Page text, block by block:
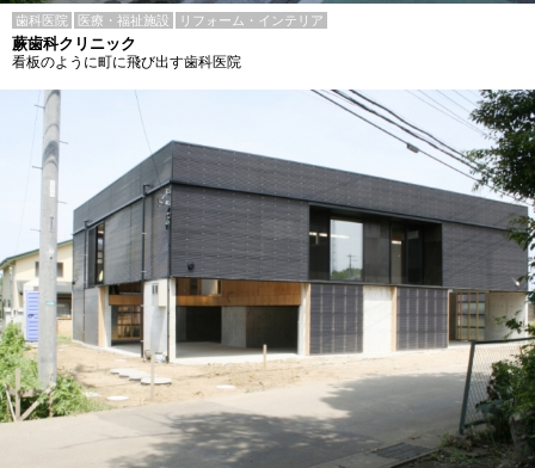
歯科医院 医療・福祉施設 リフォーム・インテリア
蕨歯科クリニック
看板のように町に飛び出す歯科医院